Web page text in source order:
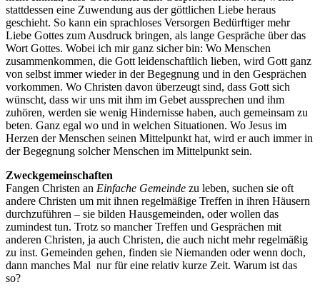
stattdessen eine Zuwendung aus der göttlichen Liebe heraus
geschieht. So kann ein sprachloses Versorgen Bedürftiger mehr
Liebe Gottes zum Ausdruck bringen, als lange Gespräche über das
Wort Gottes. Wobei ich mir ganz sicher bin: Wo Menschen
zusammenkommen, die Gott leidenschaftlich lieben, wird Gott ganz
von selbst immer wieder in der Begegnung und in den Gesprächen
vorkommen. Wo Christen davon überzeugt sind, dass Gott sich
wünscht, dass wir uns mit ihm im Gebet aussprechen und ihm
zuhören, werden sie wenig Hindernisse haben, auch gemeinsam zu
beten. Ganz egal wo und in welchen Situationen. Wo Jesus im
Herzen der Menschen seinen Mittelpunkt hat, wird er auch immer in
der Begegnung solcher Menschen im Mittelpunkt sein.
Zweckgemeinschaften
Fangen Christen an Einfache Gemeinde zu leben, suchen sie oft
andere Christen um mit ihnen regelmäßige Treffen in ihren Häusern
durchzuführen – sie bilden Hausgemeinden, oder wollen das
zumindest tun. Trotz so mancher Treffen und Gesprächen mit
anderen Christen, ja auch Christen, die auch nicht mehr regelmäßig
zu inst. Gemeinden gehen, finden sie Niemanden oder wenn doch,
dann manches Mal nur für eine relativ kurze Zeit. Warum ist das
so?